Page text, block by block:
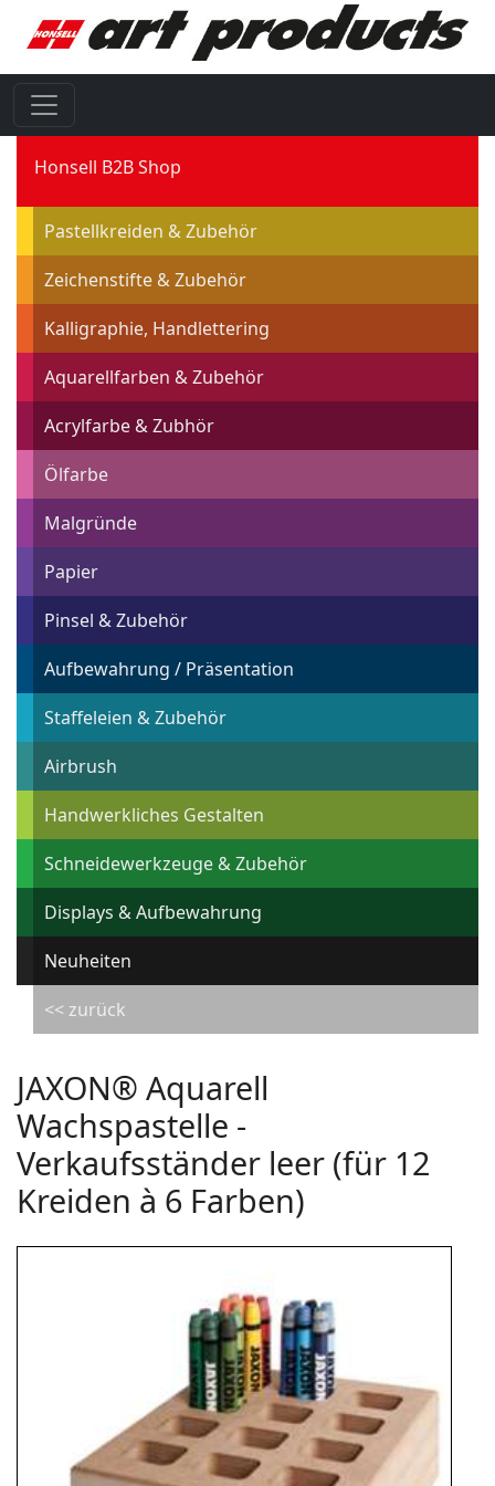
Honsell B2B Shop
Pastellkreiden & Zubehör
Zeichenstifte & Zubehör
Kalligraphie, Handlettering
Aquarellfarben & Zubehör
Acrylfarbe & Zubhör
Ölfarbe
Malgründe
Papier
Pinsel & Zubehör
Aufbewahrung / Präsentation
Staffeleien & Zubehör
Airbrush
Handwerkliches Gestalten
Schneidewerkzeuge & Zubehör
Displays & Aufbewahrung
Neuheiten
<< zurück
JAXON® Aquarell
Wachspastelle -
Verkaufsständer leer (für 12
Kreiden à 6 Farben)